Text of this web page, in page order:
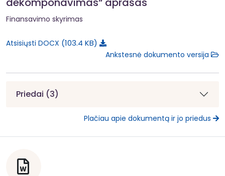
Finansavimo skyrimas
Atsisiųsti DOCX 103.4 KB
Ankstesnė dokumento versija
Priedai (3)
Plačiau apie dokumentą ir jo priedus